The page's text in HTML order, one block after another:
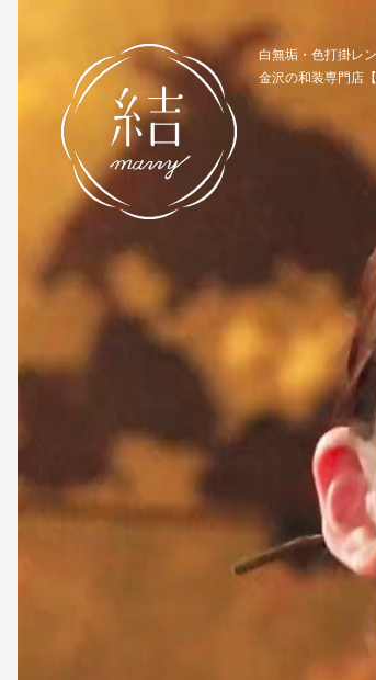
白無垢・色打掛レ
金沢の和装専門店【